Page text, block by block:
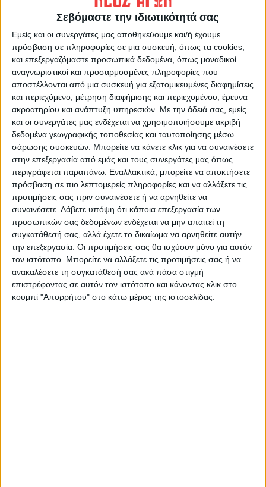
Σεβόμαστε την ιδιωτικότητά σας
Εμείς και οι συνεργάτες μας αποθηκεύουμε και/ή έχουμε
πρόσβαση σε πληροφορίες σε μια συσκευή, όπως τα cookies,
και επεξεργαζόμαστε προσωπικά δεδομένα, όπως μοναδικοί
αναγνωριστικοί και προσαρμοσμένες πληροφορίες που
αποστέλλονται από μια συσκευή για εξατομικευμένες διαφημίσεις
και περιεχόμενο, μέτρηση διαφήμισης και περιεχομένου, έρευνα
ακροατηρίου και ανάπτυξη υπηρεσιών. Με την άδειά σας, εμείς
και οι συνεργάτες μας ενδέχεται να χρησιμοποιήσουμε ακριβή
δεδομένα γεωγραφικής τοποθεσίας και ταυτοποίησης μέσω
σάρωσης συσκευών. Μπορείτε να κάνετε κλικ για να συναινέσετε
στην επεξεργασία από εμάς και τους συνεργάτες μας όπως
περιγράφεται παραπάνω. Εναλλακτικά, μπορείτε να αποκτήσετε
πρόσβαση σε πιο λεπτομερείς πληροφορίες και να αλλάξετε τις
προτιμήσεις σας πριν συναινέσετε ή να αρνηθείτε να
συναινέσετε. Λάβετε υπόψη ότι κάποια επεξεργασία των
προσωπικών σας δεδομένων ενδέχεται να μην απαιτεί τη
συγκατάθεσή σας, αλλά έχετε το δικαίωμα να αρνηθείτε αυτήν
την επεξεργασία. Οι προτιμήσεις σας θα ισχύουν μόνο για αυτόν
τον ιστότοπο. Μπορείτε να αλλάξετε τις προτιμήσεις σας ή να
ανακαλέσετε τη συγκατάθεσή σας ανά πάσα στιγμή
επιστρέφοντας σε αυτόν τον ιστότοπο και κάνοντας κλικ στο
κουμπί "Απορρήτου" στο κάτω μέρος της ιστοσελίδας.
οι κάτοχοι συνδέσεων αγροτικού
ρεύματοςδεν έχουν κάποια δέσμευσηκαι
μπορούν να την προμηθεύονται ελεύθερα
από τηναγορά (ελευθέρως από τονίδιο ή
άλλο πάροχο).
Τα σχετικά συμβόλαια είναι σταθερά, με
ενιαία ρήτρα αποχώρησης, ύψους 70 ευρώ,
για την περίπτωση πουη σύμβαση
καταγγελθεί πριντη λήξη της από φυσικό
πρόσωπο. Στην περίπτωση που ηκαταγγελία
της σύμβασηςπρομήθειας με το
τιμολόγιο«ΓΑΙΑ» πραγματοποιηθείπριν τη
λήξη της διάρκειαςισχύος της από νομικό
πρόσωπο, η ρήτρα
αποχώρησηςδιαμορφώνεται στο πλαίσιοτης
συναφθείσας σύμβασηςμεταξύ των δύο
μερών, τηρουμένης της αναλογικότητας σε
σχέση με το χρόνοκαταγγελίας και την